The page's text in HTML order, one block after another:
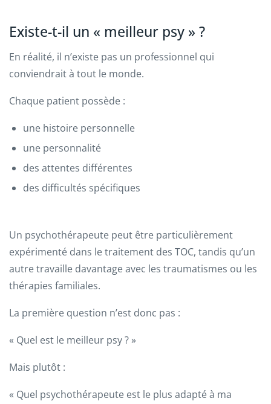
Existe-t-il un « meilleur psy » ?
En réalité, il n’existe pas un professionnel qui
conviendrait à tout le monde.
Chaque patient possède :
une histoire personnelle
une personnalité
des attentes différentes
des difficultés spécifiques
Un psychothérapeute peut être particulièrement
expérimenté dans le traitement des TOC, tandis qu’un
autre travaille davantage avec les traumatismes ou les
thérapies familiales.
La première question n’est donc pas :
« Quel est le meilleur psy ? »
Mais plutôt :
« Quel psychothérapeute est le plus adapté à ma